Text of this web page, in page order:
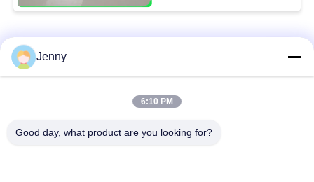
Catégories populaires
petit pain brun de
Jenny
6:10 PM
Good day, what product are you looking for?